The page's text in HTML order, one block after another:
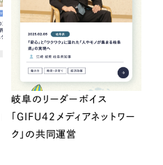
岐阜のリーダーボイス
「GIFU42メディアネットワー
ク」の共同運営